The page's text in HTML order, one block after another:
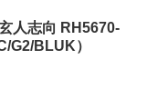
人志向 RH5670-
G2/BLUK）